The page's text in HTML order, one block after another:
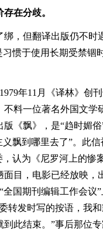
在分歧。
，但翻译出版仍不时
惯于使用长期受禁锢
年11月《译林》创
料一位著名外国文学
《飘》，是“趋时媚俗
飘到哪里去了”。此
认为《尼罗河上的惨
目，电影已经放映，
国期刊编辑工作会议
转发时写的按语，我
此结束。”事后那位